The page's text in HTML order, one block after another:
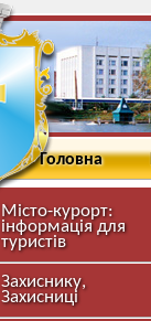
Головна
Місто-курорт:
інформація для
туристів
Захиснику,
Захисниці